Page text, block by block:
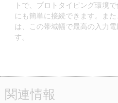
トで、プロトタイピング環境
にも簡単に接続できます。ま
は、この帯域幅で最高の入力
す。
関連情報